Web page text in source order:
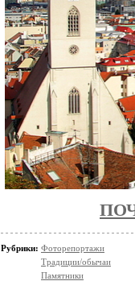
Рубрики: Фоторепортажи
Традиции/обычаи
Памятники